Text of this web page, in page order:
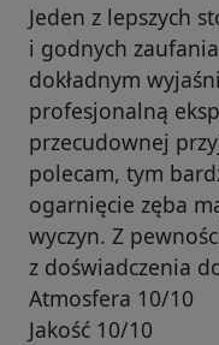
Jeden z lepszych
i godnych
dokładnym
profesjonalną
przecudownej
polecam, tym
ogarnięcie zęba
wyczyn. Z
z doświadczenia
Atmosfera 10/10
Jakość 10/10